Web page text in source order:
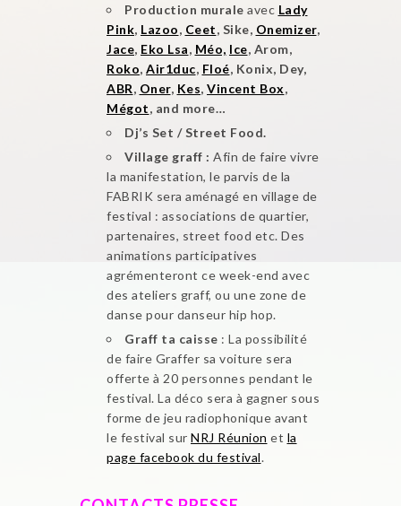
Production murale avec Lady
Pink, Lazoo, Ceet, Sike, Onemizer,
Jace, Eko Lsa, Méo, Ice, Arom,
Roko, Air1duc, Floé, Konix, Dey,
ABR, Oner, Kes, Vincent Box,
Mégot, and more…
Dj’s Set / Street Food.
Village graff : Afin de faire vivre
la manifestation, le parvis de la
FABRIK sera aménagé en village de
festival : associations de quartier,
partenaires, street food etc. Des
animations participatives
agrémenteront ce week-end avec
des ateliers graff, ou une zone de
danse pour danseur hip hop.
Graff ta caisse : La possibilité
de faire Graffer sa voiture sera
offerte à 20 personnes pendant le
festival. La déco sera à gagner sous
forme de jeu radiophonique avant
le festival sur NRJ Réunion et la
page facebook du festival.